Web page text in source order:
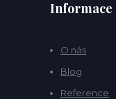
Informace
O nás
Blog
Reference